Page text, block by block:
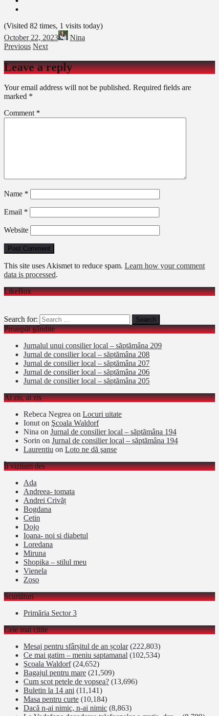
(Visited 82 times, 1 visits today)
October 22, 2023
Nina
Previous Next
Leave a reply
Your email address will not be published. Required fields are
marked *
Comment *
Name *
Email *
Website
This site uses Akismet to reduce spam. Learn how your comment
data is processed.
LikeBox
Search for:
Proaspăt gândite
Jurnalul unui consilier local – săptămâna 209
Jurnal de consilier local – săptămâna 208
Jurnal de consilier local – săptămâna 207
Jurnal de consilier local – săptămâna 206
Jurnal de consilier local – săptămâna 205
Ai zis, ai zis
Rebeca Negrea on Locuri uitate
Ionuton Şcoala Waldorf
Nina on Jurnal de consilier local – săptămâna 194
Sorin on Jurnal de consilier local – săptămâna 194
Laurentiu on Loto ne dă şanse
Îi vizitam des
Ada
Andreea- tomata
Andrei Crivăț
Bogdana
Cetin
Dojo
Ioana- noi si diabetul
Loredana
Miruna
Shopika – stilul meu
Vienela
Zoso
Scurtături
Primăria Sector 3
Cele mai citite
Mesaj pentru sfârșitul de an școlar (222,803)
Ce mai gatim – meniu saptamanal (102,534)
Şcoala Waldorf (24,652)
Bagajul pentru mare (21,509)
Cum scot petele de vopsea? (13,696)
Buletin la 14 ani (11,141)
Masa pentru curte (10,184)
Dacă n-ai nimic, n-ai nimic (8,863)